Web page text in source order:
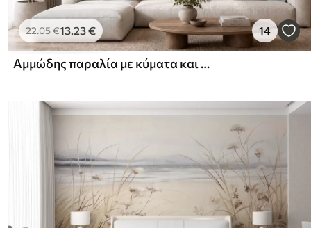
22.05€13.23€ 14
Αμμώδης παραλία με κύματα και αμμόλοφους